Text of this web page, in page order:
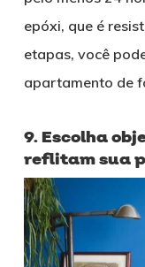
epóxi, que é
etapas, você
apartamento de
9. Escolha
reflitam sua